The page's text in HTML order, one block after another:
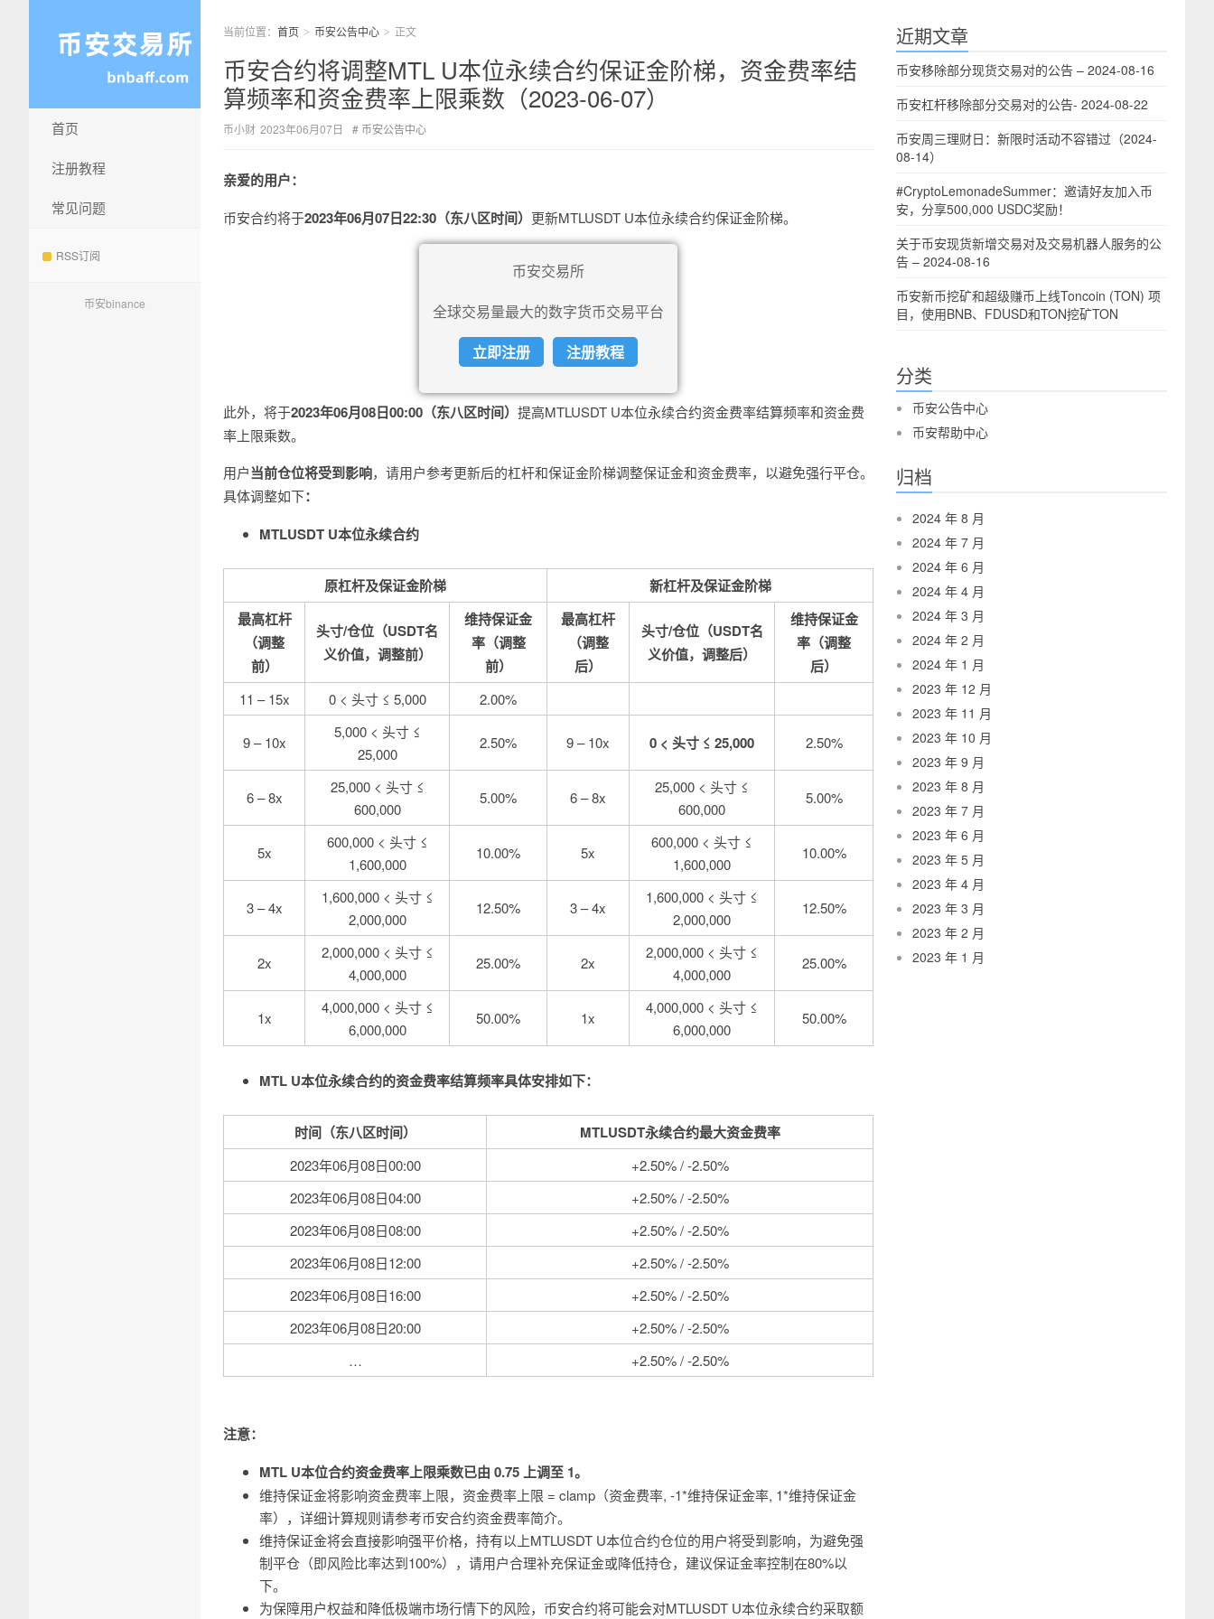
首页
注册教程
常见问题
RSS订阅
币安binance
当前位置： 首页 > 币安公告中心 > 正文
币安合约将调整MTL U本位永续合约保证金阶梯，资金费率结
算频率和资金费率上限乘数（2023-06-07）
币小财 2023年06月07日 币安公告中心
亲爱的用户：
币安合约将于2023年06月07日22:30（东八区时间） 更新MTLUSDT U本位永续合约保证金阶梯。
币安交易所
全球交易量最大的数字货币交易平台
立即注册
注册教程
此外，将于2023年06月08日00:00（东八区时间） 提高MTLUSDT U本位永续合约资金费率结算频率和资金费
率上限乘数。
用户当前仓位将受到影响，请用户参考更新后的杠杆和保证金阶梯调整保证金和资金费率，以避免强行平仓。
具体调整如下：
MTLUSDT U本位永续合约
原杠杆及保证金阶梯
新杠杆及保证金阶梯
最高杠杆
（调整
前）
头寸/仓位 （USDT名
义价值，调整前）
维持保证金
率（调整
前）
最高杠杆
（调整
后）
头寸/仓位（USDT名
义价值，调整后）
维持保证金
率 （调整
后）
11 – 15x 0 < 头寸 ≤ 5,000 2.00%
9 – 10x
5,000 < 头寸 ≤
25,000
2.50% 9 – 10x 0 < 头寸 ≤ 25,000 2.50%
6 – 8x
25,000 < 头寸 ≤
600,000
5.00% 6 – 8x
25,000 < 头寸 ≤
600,000
5.00%
5x
600,000 < 头寸 ≤
1,600,000
10.00% 5x
600,000 < 头寸 ≤
1,600,000
10.00%
3 – 4x
1,600,000 < 头寸 ≤
2,000,000
12.50% 3 – 4x
1,600,000 < 头寸 ≤
2,000,000
12.50%
2x
2,000,000 < 头寸 ≤
4,000,000
25.00% 2x
2,000,000 < 头寸 ≤
4,000,000
25.00%
1x
4,000,000 < 头寸 ≤
6,000,000
50.00% 1x
4,000,000 < 头寸 ≤
6,000,000
50.00%
MTL U本位永续合约的资金费率结算频率具体安排如下：
时间（东八区时间） MTLUSDT永续合约最大资金费率
2023年06月08日00:00
+2.50% / -2.50%
2023年06月08日04:00
+2.50% / -2.50%
2023年06月08日08:00
+2.50% / -2.50%
2023年06月08日12:00
+2.50% / -2.50%
2023年06月08日16:00
+2.50% / -2.50%
2023年06月08日20:00
+2.50% / -2.50%
…
+2.50% / -2.50%
注意：
MTL U本位合约资金费率上限乘数已由 0.75 上调至 1。
维持保证金将影响资金费率上限，资金费率上限 = clamp（资金费率, -1*维持保证金率, 1*维持保证金
率），详细计算规则请参考币安合约资金费率简介。
维持保证金将会直接影响强平价格，持有以上MTLUSDT U本位合约仓位的用户将受到影响，为避免强
制平仓（即风险比率达到100%），请用户合理补充保证金或降低持仓，建议保证金率控制在80%以
下。
为保障用户权益和降低极端市场行情下的风险，币安合约将可能会对MTLUSDT U本位永续合约采取额
近期文章
币安移除部分现货交易对的公告 – 2024-08-16
币安杠杆移除部分交易对的公告- 2024-08-22
币安周三理财日：新限时活动不容错过（2024-
08-14）
#CryptoLemonadeSummer：邀请好友加入币
安，分享500,000 USDC奖励！
关于币安现货新增交易对及交易机器人服务的公
告 – 2024-08-16
币安新币挖矿和超级赚币上线Toncoin (TON) 项
目，使用BNB、FDUSD和TON挖矿TON
分类
币安公告中心
币安帮助中心
归档
2024 年 8 月
2024 年 7 月
2024 年 6 月
2024 年 4 月
2024 年 3 月
2024 年 2 月
2024 年 1 月
2023 年 12 月
2023 年 11 月
2023 年 10 月
2023 年 9 月
2023 年 8 月
2023 年 7 月
2023 年 6 月
2023 年 5 月
2023 年 4 月
2023 年 3 月
2023 年 2 月
2023 年 1 月